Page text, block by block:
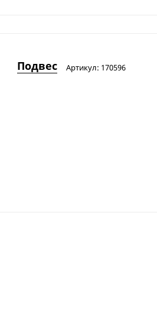
Подвес Артикул: 170596